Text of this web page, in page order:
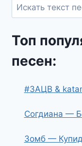
Топ
песен:
#ЗАЦВ &
Согдиана —
Зомб —